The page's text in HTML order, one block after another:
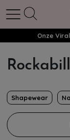
Onze
Shapewear